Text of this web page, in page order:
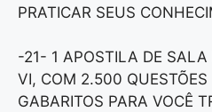
PRATICAR SEUS
-21- 1 APOSTILA DE SALA
VI, COM 2.500
GABARITOS PARA VOCÊ